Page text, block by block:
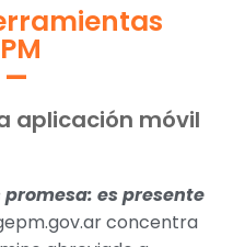
aplicación móvil
es presente
concentra